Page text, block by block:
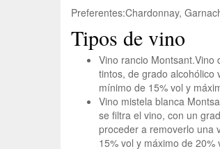
Preferentes:Chardonnay,
Tipos de vino
Vino rancio Montsant.Vino
tintos, de grado alcohólico
mínimo de 15% vol y
Vino mistela blanca
se filtra el vino, con un
proceder a removerlo una
15% vol y máximo de 20%